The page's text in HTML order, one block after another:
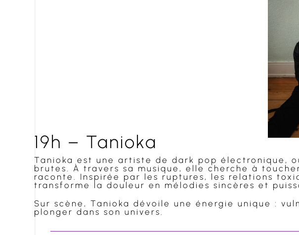
19h – Tanioka
Tanioka est une artiste de dark pop électronique,
brutes. À travers sa musique, elle cherche à
raconte. Inspirée par les ruptures, les relations
transforme la douleur en mélodies sincères et
Sur scène, Tanioka dévoile une énergie unique :
plonger dans son univers.